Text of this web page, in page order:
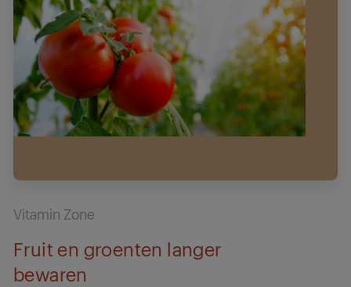
Vitamin Zone
Fruit en groenten langer
bewaren